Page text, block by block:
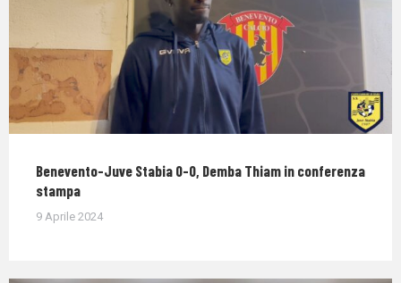
Benevento-Juve Stabia 0-0, Demba Thiam in conferenza
stampa
9 Aprile 2024